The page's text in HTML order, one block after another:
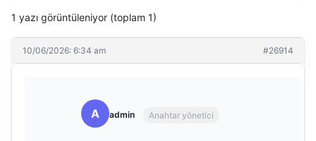
1 yazı görüntüleniyor (toplam 1)
10/06/2026: 6:34 am #26914
A admin Anahtar yönetici